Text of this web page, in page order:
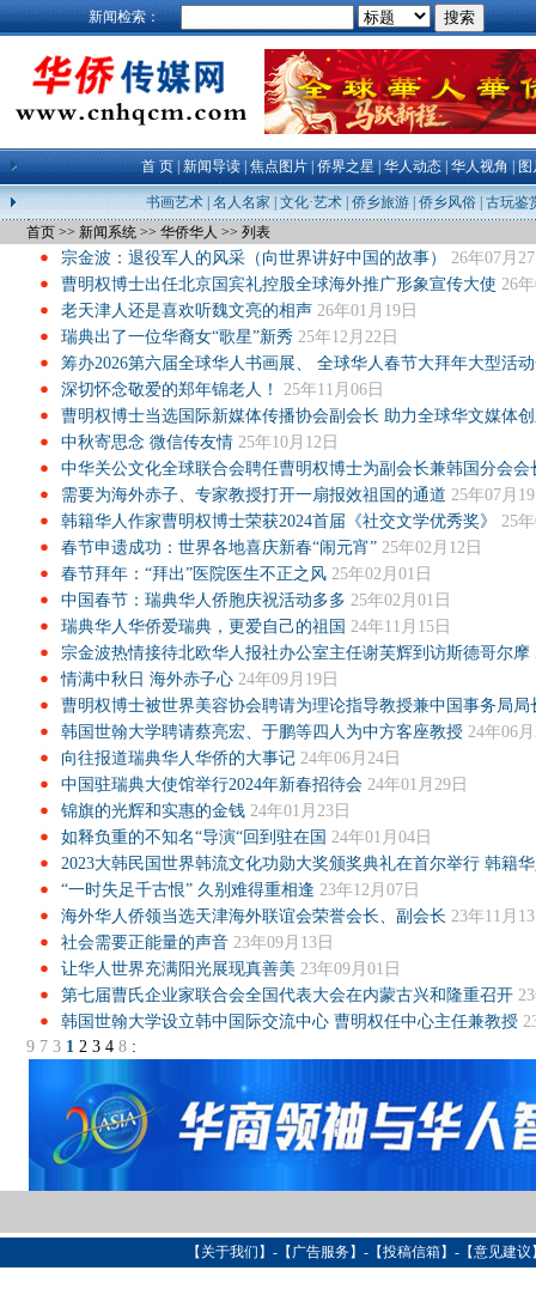
新闻检索：
首 页|新闻导读|焦点图片|侨界之星|华人动态|华人视角|图
书画艺术| 名人名家 文化·艺术| 侨乡旅游| 侨乡风俗| 古玩鉴
首页 >> 新闻系统 >> 华侨华人 >> 列表
宗金波：退役军人的风采（向世界讲好中国的故事）
26年07月
曹明权博士出任北京国宾礼控股全球海外推广形象宣传大使 26
老天津人还是喜欢听魏文亮的相声 26年01月19日
瑞典出了一位华裔女“歌星”新秀 25年12月22日
筹办2026第六届全球华人书画展、 全球华人春节大拜年大型活
深切怀念敬爱的郑年锦老人！
25年11月06日
曹明权博士当选国际新媒体传播协会副会长 助力全球华文媒体
中秋寄思念 微信传友情 25年10月12日
中华关公文化全球联合会聘任曹明权博士为副会长兼韩国分会会
需要为海外赤子、专家教授打开一扇报效祖国的通道 25年07月
韩籍华人作家曹明权博士荣获2024首届《社交文学优秀奖》
25
春节申遗成功：世界各地喜庆新春“闹元宵” 25年02月12日
春节拜年：“拜出”医院医生不正之风 25年02月01日
中国春节：瑞典华人侨胞庆祝活动多多 25年02月01日
瑞典华人华侨爱瑞典，更爱自己的祖国 24年11月15日
宗金波热情接待北欧华人报社办公室主任谢芙辉到访斯德哥尔摩
情满中秋日 海外赤子心 24年09月19日
曹明权博士被世界美容协会聘请为理论指导教授兼中国事务局局
韩国世翰大学聘请蔡亮宏、于鹏等四人为中方客座教授 24年06
向往报道瑞典华人华侨的大事记 24年06月24日
中国驻瑞典大使馆举行2024年新春招待会 24年01月29日
锦旗的光辉和实惠的金钱 24年01月23日
如释负重的不知名“导演“回到驻在国 24年01月04日
2023大韩民国世界韩流文化功勋大奖颁奖典礼在首尔举行 韩籍
“一时失足千古恨” 久别难得重相逢 23年12月07日
海外华人侨领当选天津海外联谊会荣誉会长、副会长 23年11月
社会需要正能量的声音 23年09月13日
让华人世界充满阳光展现真善美 23年09月01日
第七届曹氏企业家联合会全国代表大会在内蒙古兴和隆重召开
韩国世翰大学设立韩中国际交流中心 曹明权任中心主任兼教授
9 7 3 1 2 3 4 8 :
【 关于我们 】-【 广告服务】-【投稿信箱】-【意见建